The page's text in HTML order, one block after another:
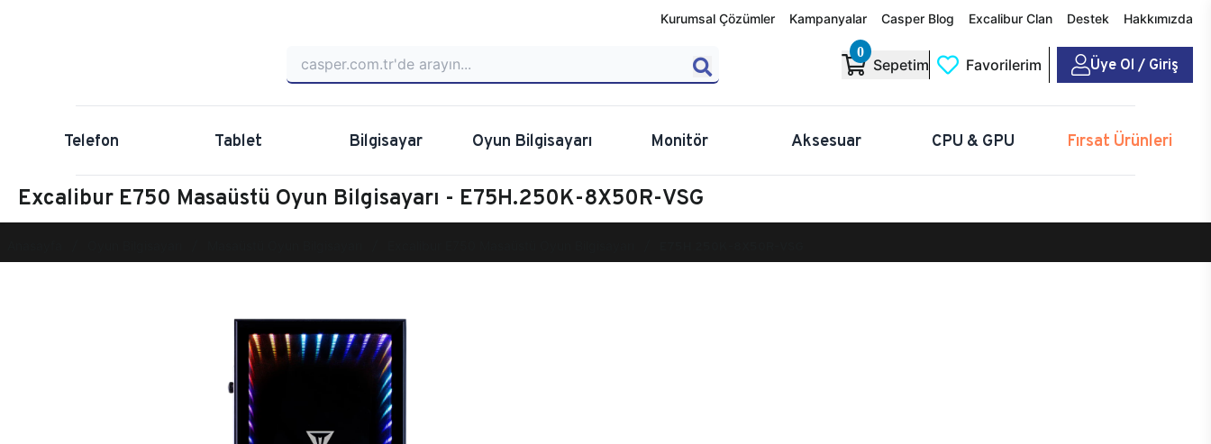
Kurumsal Çözümler Kampanyalar Casper Blog Excalibur Clan Destek Hakkımızda
0
Sepetim Favorilerim Üye Ol / Giriş
Telefon Tablet Bilgisayar Oyun Bilgisayarı Monitör Aksesuar CPU & GPU Fırsat Ürünleri
Excalibur E750 Masaüstü Oyun Bilgisayarı - E75H.250K-8X50R-VSG